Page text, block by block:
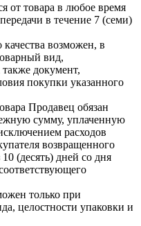
от товара в любое время
в течение 7 (семи)
возможен, в
вид,
также документ,
покупки указанного
Продавец обязан
сумму, уплаченную
расходов
возвращенного
(десять) дней со дня
только при
целостности упаковки и